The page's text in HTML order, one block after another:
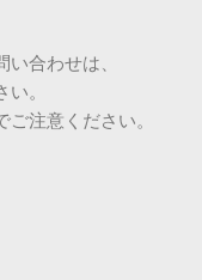
合わせは、
。
注意ください。